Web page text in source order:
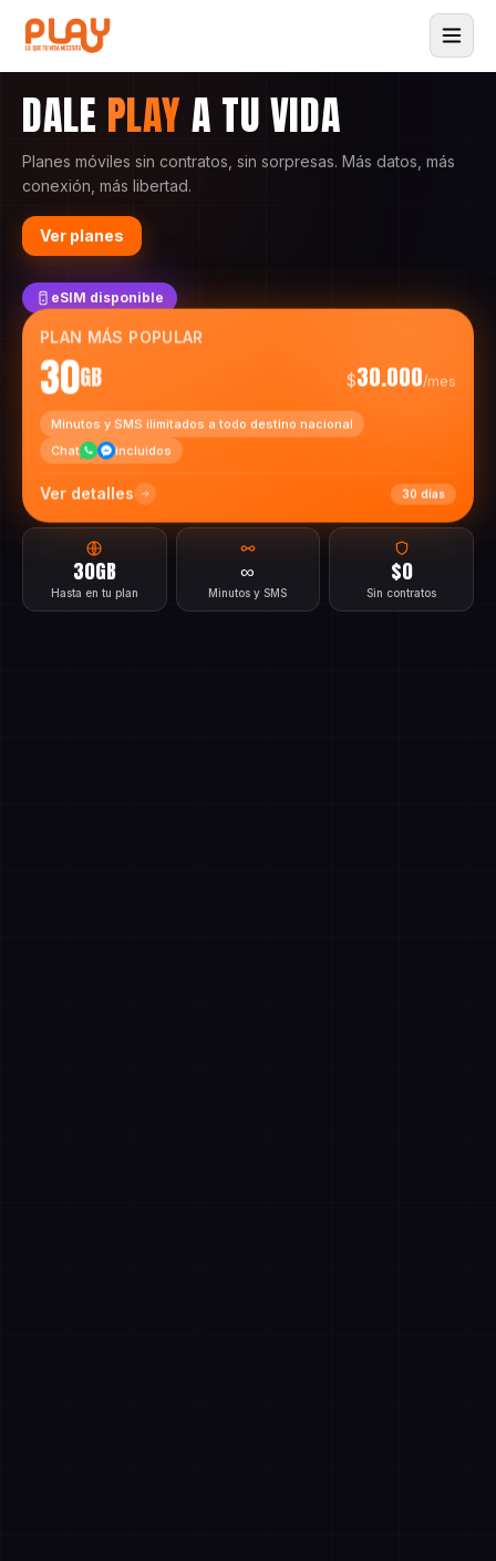
DALE PLAYA TU VIDA
Planes móviles sin contratos, sin sorpresas. Más datos, más
conexión, más libertad.
Ver planes
eSIM disponible
PLAN MÁS POPULAR
30GB $30.000/mes
Minutos y SMS ilimitados a todo destino nacional
Chat
incluidos
Ver detalles 30 días
30GB
Hasta en tu plan
∞
Minutos y SMS
$0
Sin contratos